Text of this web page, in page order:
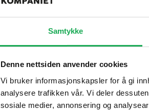
Samtykke
Denne nettsiden anvender cookies
Vi bruker informasjonskapsler for å gi
analysere trafikken vår. Vi deler
sosiale medier, annonsering og